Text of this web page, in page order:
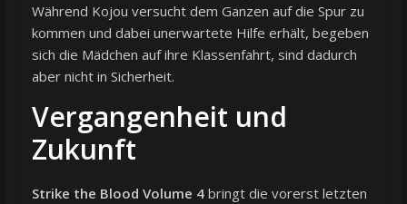
Während Kojou versucht dem Ganzen auf die Spur zu
kommen und dabei unerwartete Hilfe erhält, begeben
sich die Mädchen auf ihre Klassenfahrt, sind dadurch
aber nicht in Sicherheit.
Vergangenheit und
Zukunft
Strike the Blood Volume 4bringt die vorerst letzten